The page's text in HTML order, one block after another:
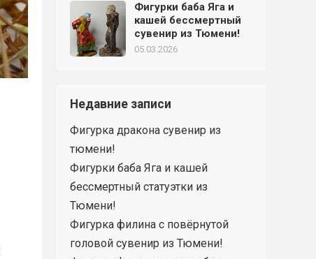
Фигурки баба Яга и
кашей бессмертный
сувенир из Тюмени!
05.03.2026
Недавние записи
Фигурка дракона сувенир из
тюмени!
Фигурки баба Яга и кашей
бессмертный статуэтки из
Тюмени!
Фигурка филина с повёрнутой
головой сувенир из Тюмени!